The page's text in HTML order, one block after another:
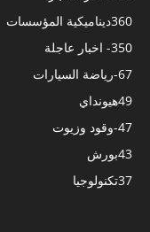
ديناميكية المؤسسات360
- اخبار عاجلة350
-رياضة السيارات67
هيونداي49
-وقود وزيوت47
بورش43
تكنولوجيا37